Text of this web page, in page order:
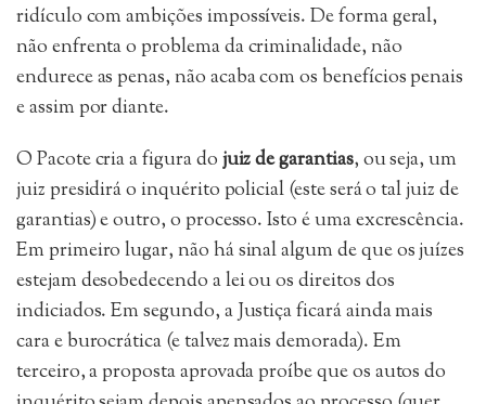
ridículo com ambições impossíveis. De forma geral,
não enfrenta o problema da criminalidade, não
endurece as penas, não acaba com os benefícios penais
e assim por diante.
O Pacote cria a figura dojuiz de garantias, ou seja, um
juiz presidirá o inquérito policial (este será o tal juiz de
garantias) e outro, o processo. Isto é uma excrescência.
Em primeiro lugar, não há sinal algum de que os juízes
estejam desobedecendo a lei ou os direitos dos
indiciados. Em segundo, a Justiça ficará ainda mais
cara e burocrática (e talvez mais demorada). Em
terceiro, a proposta aprovada proíbe que os autos do